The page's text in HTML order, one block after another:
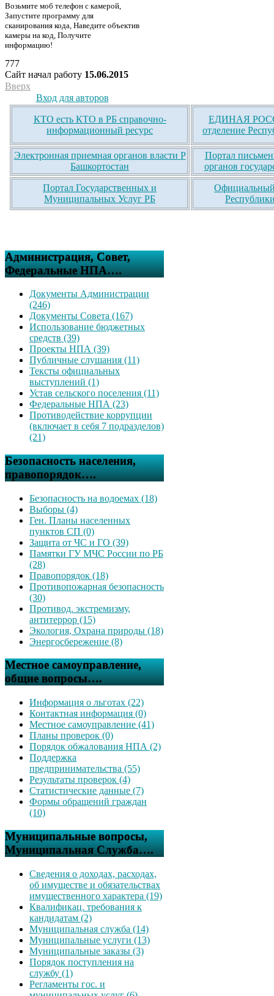
Возьмите моб телефон с камерой,
Запустите программу для
сканирования кода, Наведите объектив
камеры на код, Получите
информацию!
777
Сайт начал работу 15.06.2015
Вверх
Вход для авторов
КТО есть КТО в РБ справочно-
информационный ресурс
ЕДИНАЯ
отделение
Электронная приемная органов власти Р
Башкортостан
Портал
органов
Портал Государственных и
Муниципальных Услуг РБ
Официальный
Администрация, Совет,
Федеральные НПА….
Документы Администрации
(246)
Документы Совета (167)
Использование бюджетных
средств (39)
Проекты НПА (39)
Публичные слушания (11)
Тексты официальных
выступлений (1)
Устав сельского поселения (11)
Федеральные НПА (23)
Противодействие коррупции
(включает в себя 7 подразделов)
(21)
Безопасность населения,
правопорядок….
Безопасность на водоемах (18)
Выборы (4)
Ген. Планы населенных
пунктов СП (0)
Защита от ЧС и ГО (39)
Памятки ГУ МЧС России по РБ
(28)
Правопорядок (18)
Противопожарная безопасность
(30)
Противод. экстремизму,
антитеррор (15)
Экология, Охрана природы (18)
Энергосбережение (8)
Местное самоуправление,
общие вопросы….
Информация о льготах (22)
Контактная информация (0)
Местное самоуправление (41)
Планы проверок (0)
Порядок обжалования НПА (2)
Поддержка
предпринимательства (55)
Результаты проверок (4)
Статистические данные (7)
Формы обращений граждан
(10)
Муниципальные вопросы,
Муниципальная Служба….
Сведения о доходах, расходах,
об имуществе и обязательствах
имущественного характера (19)
Квалификац. требования к
кандидатам (2)
Муниципальная служба (14)
Муниципальные услуги (13)
Муниципальные заказы (3)
Порядок поступления на
службу (1)
Регламенты гос. и